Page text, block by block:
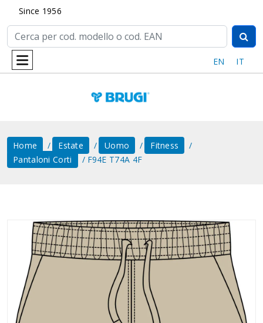
Since 1956
EN IT
Home Estate Uomo
Fitness
Pantaloni Corti
F94E T74A 4F